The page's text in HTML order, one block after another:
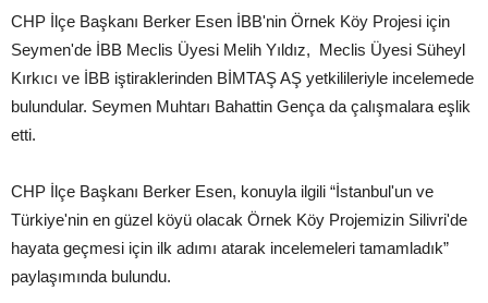
CHP İlçe Başkanı Berker Esen İBB'nin Örnek Köy Projesi için
Seymen'de İBB Meclis Üyesi Melih Yıldız, Meclis Üyesi Süheyl
Kırkıcı ve İBB iştiraklerinden BİMTAŞ AŞ yetkilileriyle incelemede
bulundular. Seymen Muhtarı Bahattin Gença da çalışmalara eşlik
etti.
CHP İlçe Başkanı Berker Esen, konuyla ilgili “İstanbul'un ve
Türkiye'nin en güzel köyü olacak Örnek Köy Projemizin Silivri'de
hayata geçmesi için ilk adımı atarak incelemeleri tamamladık”
paylaşımında bulundu.